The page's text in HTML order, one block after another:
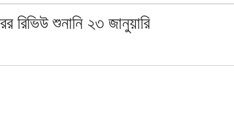
রিভিউ শুনানি ২৩ জানুয়ারি